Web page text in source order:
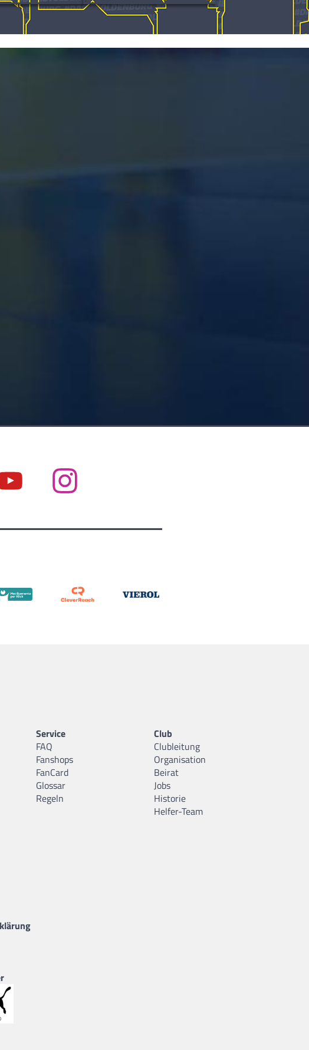
Service
FAQ
Fanshops
FanCard
Glossar
Regeln
Club
Clubleitung
Organisation
Beirat
Jobs
Historie
Helfer-Team